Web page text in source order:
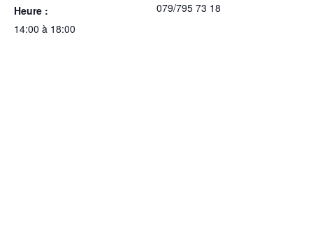
Heure :
14:00 à 18:00
079/795 73 18